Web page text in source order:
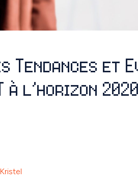
Tendances et
à l’horizon